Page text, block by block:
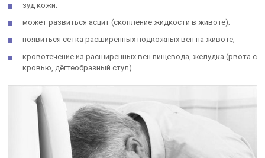
зуд кожи;
может развиться асцит (скопление жидкости в животе);
появиться сетка расширенных подкожных вен на животе;
кровотечение из расширенных вен пищевода, желудка (рвота с
кровью, дёгтеобразный стул).